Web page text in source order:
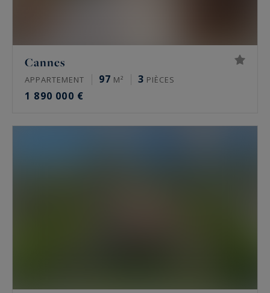
Cannes
APPARTEMENT 97 M² 3 PIÈCES
1 890 000 €